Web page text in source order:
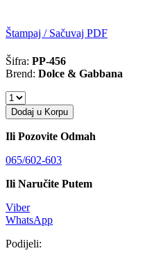
Štampaj / Sačuvaj PDF
Šifra: PP-456
Brend: Dolce & Gabbana
Dodaj u Korpu
Ili Pozovite Odmah
065/602-603
Ili Naručite Putem
Viber
WhatsApp
Podijeli: